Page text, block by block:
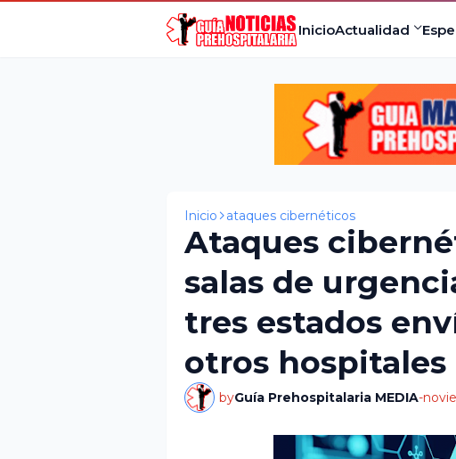
InicioActualidad
Inicio ataques cibernéticos
Ataques
salas de
tres estados
otros hospitales
byGuía Prehospitalaria MEDIA-